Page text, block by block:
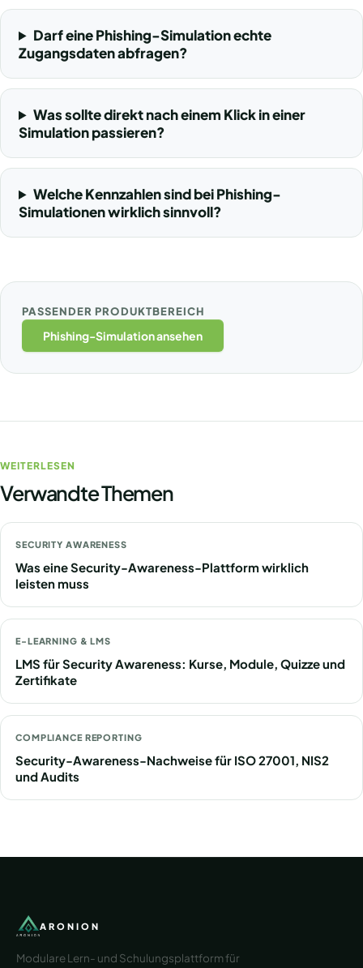
Darf eine Phishing-Simulation echte
Zugangsdaten abfragen?
Was sollte direkt nach einem Klick in einer
Simulation passieren?
Welche Kennzahlen sind bei Phishing-
Simulationen wirklich sinnvoll?
PASSENDER PRODUKTBEREICH
Phishing-Simulation ansehen
WEITERLESEN
Verwandte Themen
SECURITY AWARENESS
Was eine Security-Awareness-Plattform wirklich
leisten muss
E-LEARNING & LMS
LMS für Security Awareness: Kurse, Module, Quizze und
Zertifikate
COMPLIANCE REPORTING
Security-Awareness-Nachweise für ISO 27001, NIS2
und Audits
ARONION
Modulare Lern- und Schulungsplattform für